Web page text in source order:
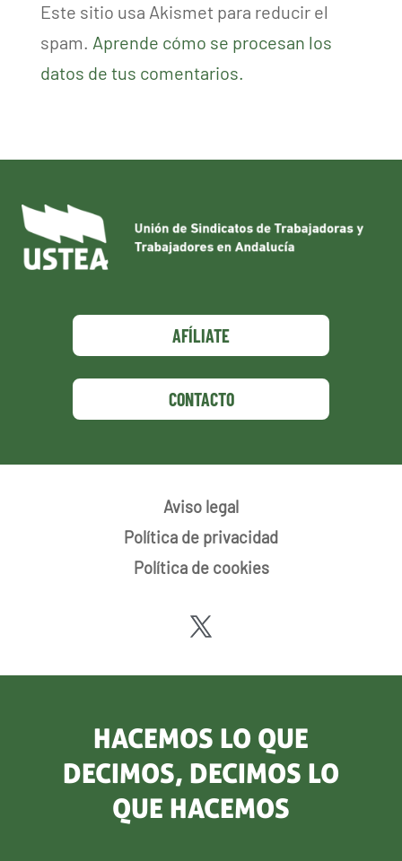
Este sitio usa Akismet para reducir el
spam. Aprende cómo se procesan los
datos de tus comentarios.
AFÍLIATE
CONTACTO
Aviso legal
Política de privacidad
Política de cookies
HACEMOS LO QUE
DECIMOS, DECIMOS LO
QUE HACEMOS